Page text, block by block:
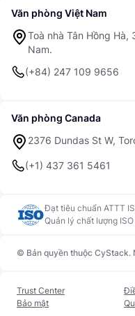
Văn phòng Việt Nam
Toà nhà Tân Hồng Hà,
Nam.
(+84) 247 109 9656
Văn phòng Canada
2376 Dundas St W,
(+1) 437 361 5461
Đạt tiêu chuẩn ATTT
Quản lý chất lượng ISO
© Bản quyền thuộc CyStack.
Trust Center
Bảo mật